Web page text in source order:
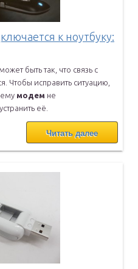
к ноутбуку:
может быть так, что связь с
Чтобы исправить ситуацию,
модем не
её.
Читать далее